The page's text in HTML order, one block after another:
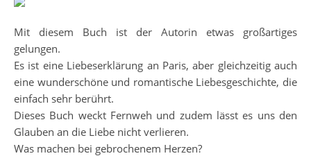
Mit diesem Buch ist der Autorin etwas großartiges
gelungen.
Es ist eine Liebeserklärung an Paris, aber gleichzeitig auch
eine wunderschöne und romantische Liebesgeschichte, die
einfach sehr berührt.
Dieses Buch weckt Fernweh und zudem lässt es uns den
Glauben an die Liebe nicht verlieren.
Was machen bei gebrochenem Herzen?